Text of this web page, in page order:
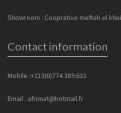
Showroom : Cooprative mefteh el
Contact information
Mobile :+213(0)774.389.632
Email : afrimat@hotmail.fr